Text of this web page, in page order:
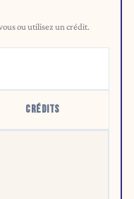
ou utilisez un crédit.
CRÉDITS